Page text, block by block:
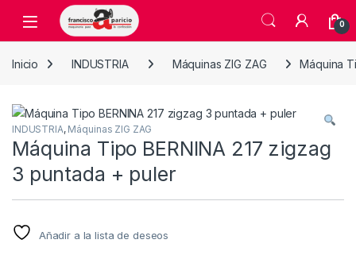
Skip to navigation
Skip to content
Open 0
Inicio INDUSTRIA Máquinas ZIG ZAG Máquina
INDUSTRIA, Máquinas ZIG ZAG
Máquina Tipo BERNINA 217 zigzag
3 puntada + puler
Añadir a la lista de deseos